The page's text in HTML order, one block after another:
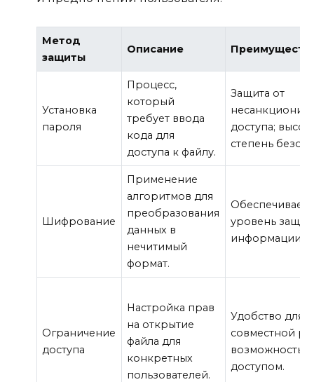
Метод
защиты
Описание
Установка
пароля
Процесс,
который
требует ввода
кода для
доступа к файлу.
Защита от
доступа;
степень
Шифрование
Применение
алгоритмов для
преобразования
данных в
нечитимый
формат.
Обеспечивает
уровень
информации.
Ограничение
доступа
Настройка прав
на открытие
файла для
конкретных
пользователей.
Удобство для
совместной
возможность
доступом.